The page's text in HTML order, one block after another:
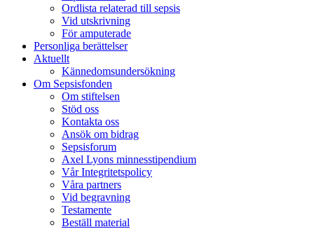
Ordlista relaterad till sepsis
Vid utskrivning
För amputerade
Personliga berättelser
Aktuellt
Kännedomsundersökning
Om Sepsisfonden
Om stiftelsen
Stöd oss
Kontakta oss
Ansök om bidrag
Sepsisforum
Axel Lyons minnesstipendium
Vår Integritetspolicy
Våra partners
Vid begravning
Testamente
Beställ material